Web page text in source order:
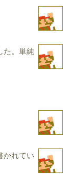
た。単純
かれてい